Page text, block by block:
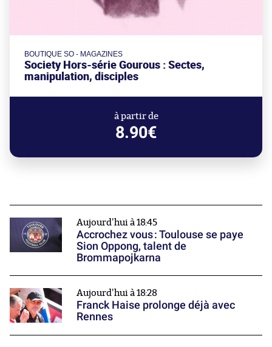
BOUTIQUE SO - MAGAZINES
Society Hors-série Gourous : Sectes,
manipulation, disciples
à partir de
8.90€
Aujourd'hui à 18:45
Accrochez vous : Toulouse se paye
Sion Oppong, talent de
Brommapojkarna
Aujourd'hui à 18:28
Franck Haise prolonge déjà avec
Rennes